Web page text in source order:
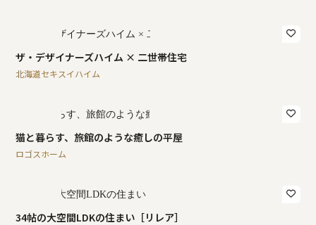
ザ・デザイナーズハイム × 二世帯住宅
北海道セキスイハイム
猫と暮らす、旅館のような癒しの平屋
ロゴスホーム
34帖の大空間LDKの住まい［リレア］